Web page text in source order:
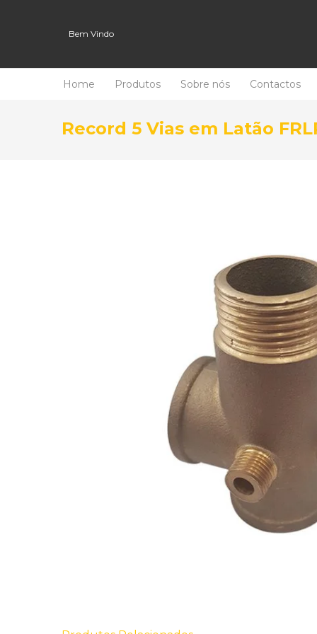
Bem Vindo
Home Produtos Sobre nós Contactos
Record 5 Vias em Latão